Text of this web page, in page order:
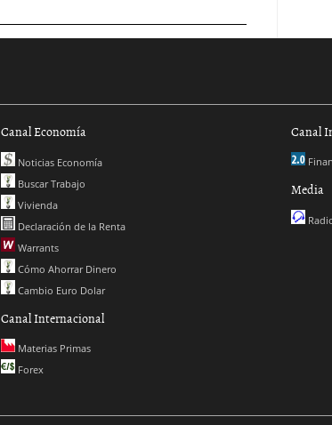
Canal Economía
Noticias Economía
Buscar Trabajo
Vivienda
Declaración de la Renta
Warrants
Cómo Ahorrar Dinero
Cambio Euro Dolar
Canal Internacional
Materias Primas
Forex
Canal
Media